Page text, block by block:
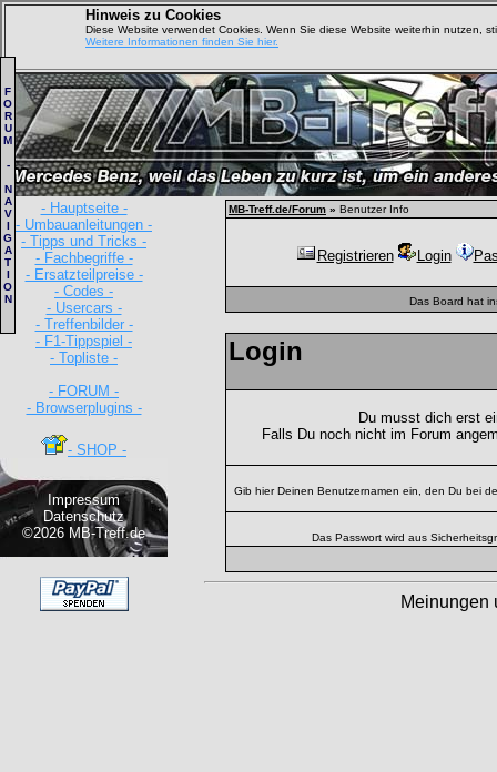
Hinweis zu Cookies
Diese Website verwendet Cookies. Wenn Sie diese Website weiterhin nutzen,
Weitere Informationen finden Sie hier.
- Hauptseite -
- Umbauanleitungen -
- Tipps und Tricks -
- Fachbegriffe -
- Ersatzteilpreise -
- Codes -
- Usercars -
- Treffenbilder -
- F1-Tippspiel -
- Topliste -
- FORUM -
- Browserplugins -
- SHOP -
Impressum
Datenschutz
©2026 MB-Treff.de
F
O
R
U
M
-
N
A
V
I
G
A
T
I
O
N
MB-Treff.de/Forum » Benutzer Info
Registrieren Login
Das Board hat
Login
Du musst dich erst
Falls Du noch nicht im Forum
Gib hier Deinen Benutzernamen ein, den Du bei
Das Passwort wird aus
Meinungen